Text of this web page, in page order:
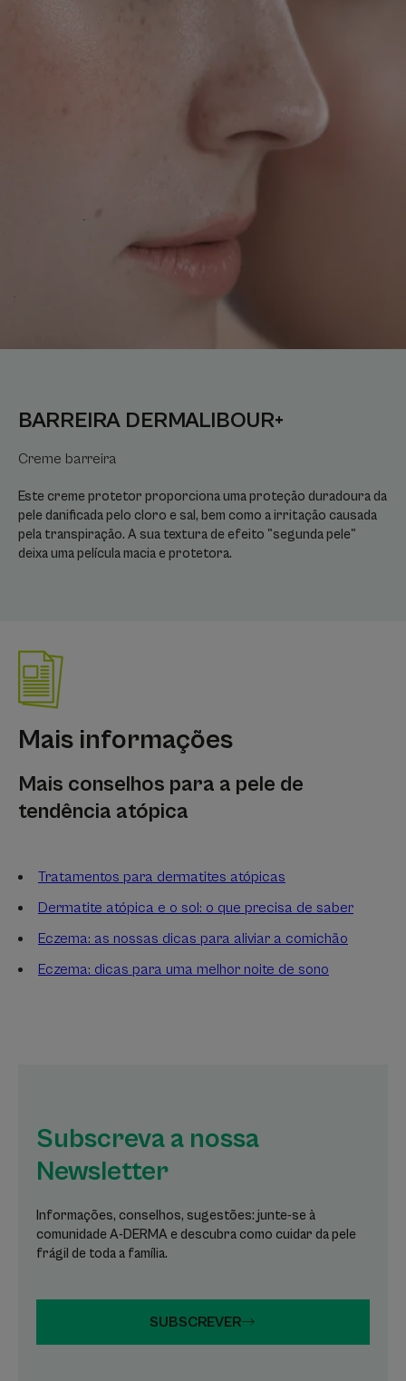
BARREIRA DERMALIBOUR+
Creme barreira
Este creme protetor proporciona uma proteção duradoura da
pele danificada pelo cloro e sal, bem como a irritação causada
pela transpiração. A sua textura de efeito "segunda pele"
deixa uma película macia e protetora.
Mais informações
Mais conselhos para a pele de
tendência atópica
Tratamentos para dermatites atópicas
Dermatite atópica e o sol: o que precisa de saber
Eczema: as nossas dicas para aliviar a comichão
Eczema: dicas para uma melhor noite de sono
Subscreva a nossa
Newsletter
Informações, conselhos, sugestões: junte-se à
comunidade A-DERMA e descubra como cuidar da pele
frágil de toda a família.
SUBSCREVER